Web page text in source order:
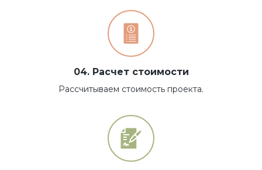
04. Расчет стоимости
Рассчитываем стоимость проекта.